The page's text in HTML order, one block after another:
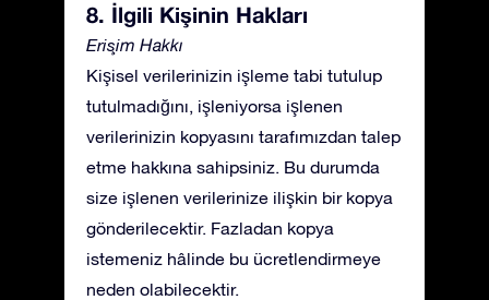
8. İlgili Kişinin Hakları
Erişim Hakkı
Kişisel verilerinizin işleme tabi tutulup
tutulmadığını, işleniyorsa işlenen
verilerinizin kopyasını tarafımızdan talep
etme hakkına sahipsiniz. Bu durumda
size işlenen verilerinize ilişkin bir kopya
gönderilecektir. Fazladan kopya
istemeniz hâlinde bu ücretlendirmeye
neden olabilecektir.